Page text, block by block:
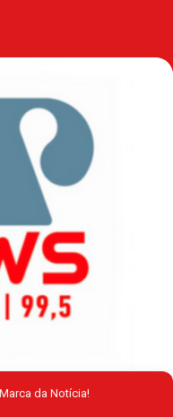
da Notícia!